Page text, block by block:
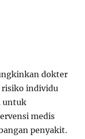
dokter
individu
untuk
medis
penyakit.